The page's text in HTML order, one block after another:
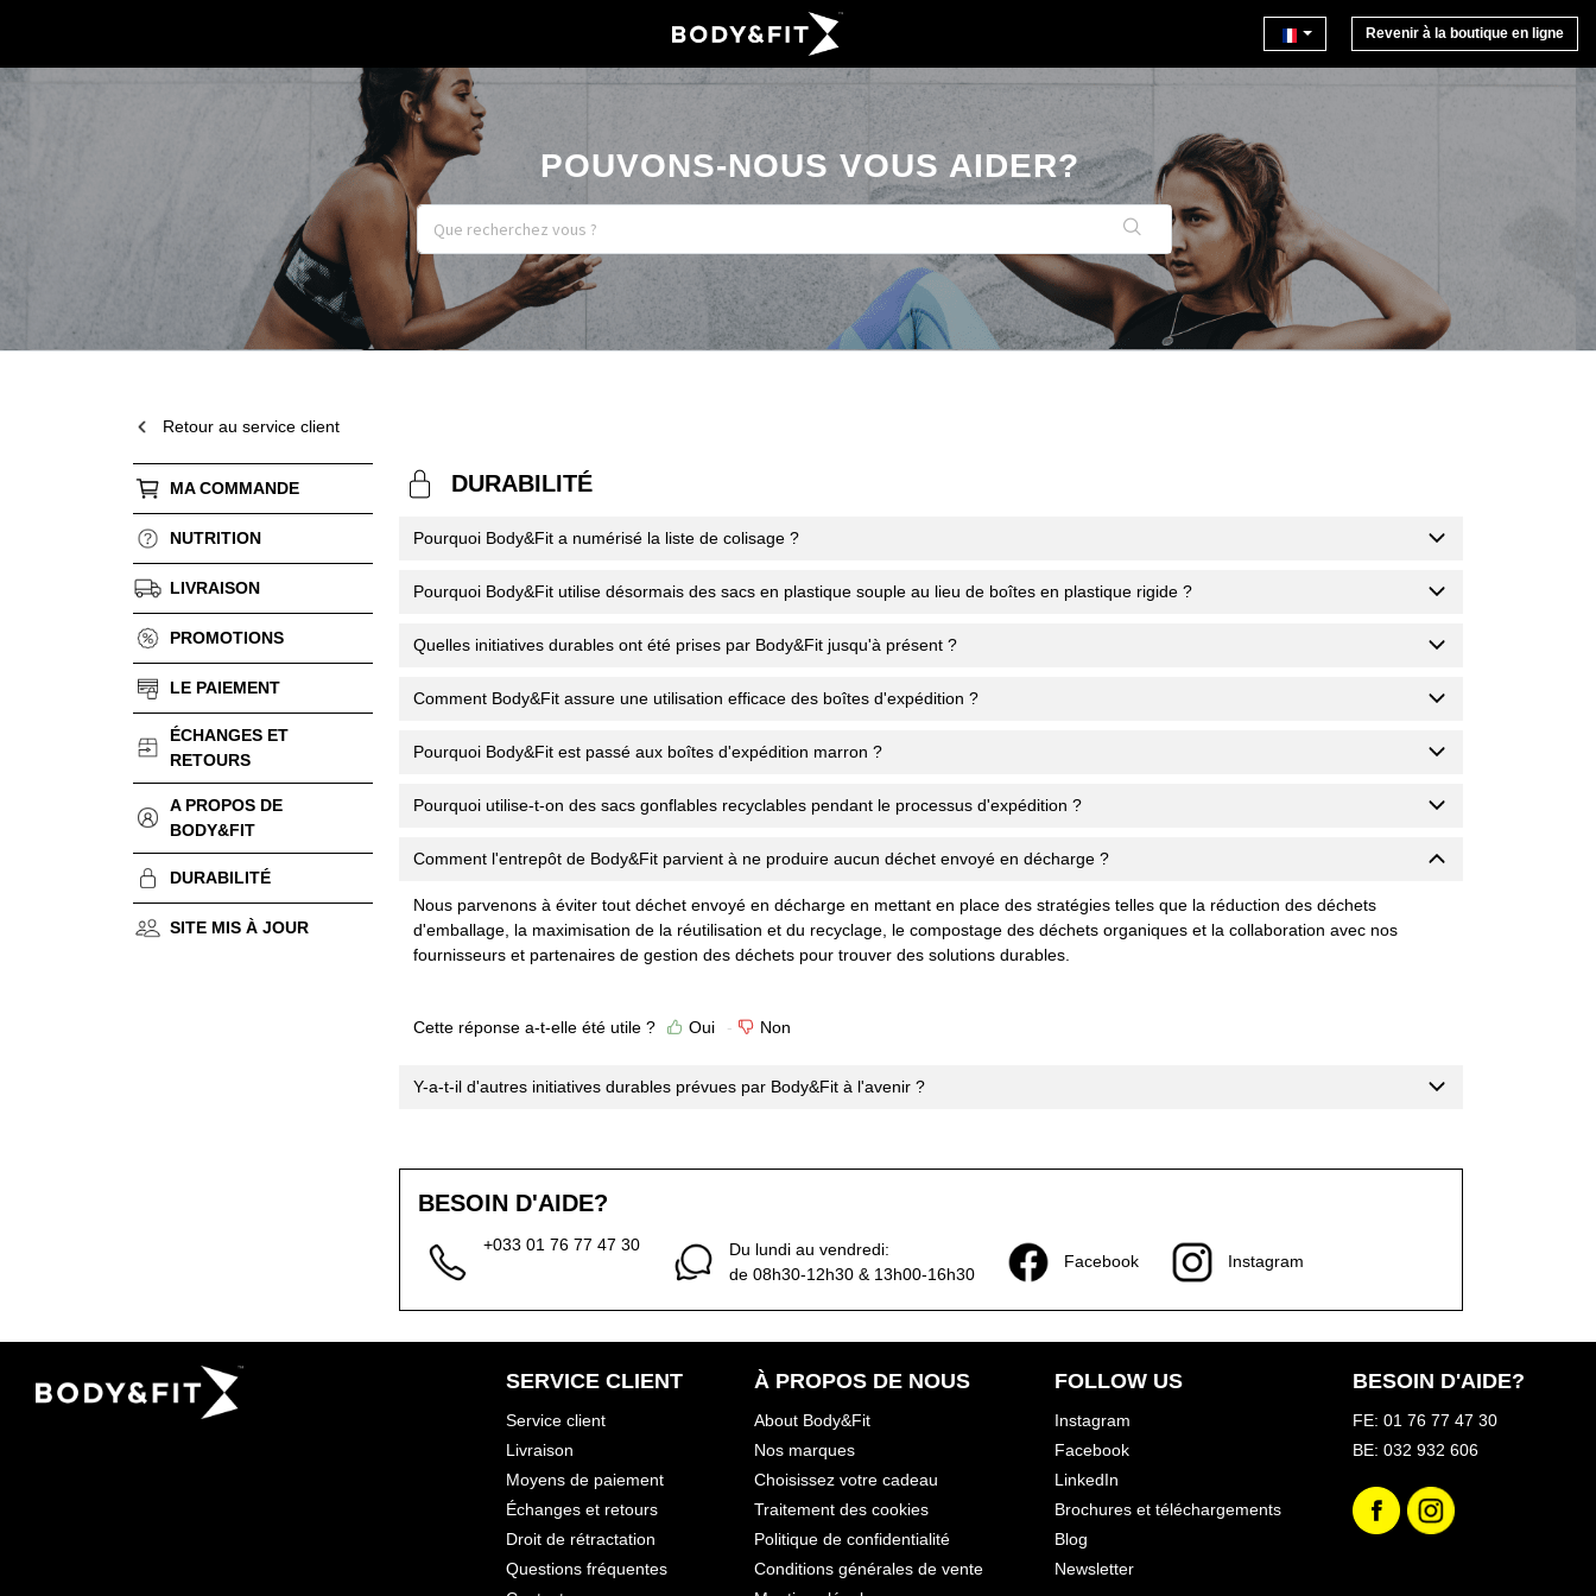
Revenir à la boutique en ligne
POUVONS-NOUS VOUS AIDER?
Retour au service client
MA COMMANDE
NUTRITION
LIVRAISON
PROMOTIONS
LE PAIEMENT
ÉCHANGES ET
RETOURS
A PROPOS DE
BODY&FIT
DURABILITÉ
SITE MIS À JOUR
DURABILITÉ
Pourquoi Body&Fit a numérisé la liste de colisage ?
Pourquoi Body&Fit utilise désormais des sacs en plastique souple au lieu de boîtes en plastique rigide ?
Quelles initiatives durables ont été prises par Body&Fit jusqu'à présent ?
Comment Body&Fit assure une utilisation efficace des boîtes d'expédition ?
Pourquoi Body&Fit est passé aux boîtes d'expédition marron ?
Pourquoi utilise-t-on des sacs gonflables recyclables pendant le processus d'expédition ?
Comment l'entrepôt de Body&Fit parvient à ne produire aucun déchet envoyé en décharge ?
Nous parvenons à éviter tout déchet envoyé en décharge en mettant en place des stratégies telles que la réduction des déchets
d'emballage, la maximisation de la réutilisation et du recyclage, le compostage des déchets organiques et la collaboration avec nos
fournisseurs et partenaires de gestion des déchets pour trouver des solutions durables.
Cette réponse a-t-elle été utile ? Oui Non
Y-a-t-il d'autres initiatives durables prévues par Body&Fit à l'avenir ?
BESOIN D'AIDE?
+033 01 76 77 47 30
Du lundi au vendredi:
de 08h30-12h30 & 13h00-16h30
Facebook Instagram
SERVICE CLIENT
Service client
Livraison
Moyens de paiement
Échanges et retours
Droit de rétractation
Questions fréquentes
À PROPOS DE NOUS
About Body&Fit
Nos marques
Choisissez votre cadeau
Traitement des cookies
Politique de confidentialité
Conditions générales de vente
FOLLOW US
Instagram
Facebook
LinkedIn
Brochures et téléchargements
Blog
Newsletter
BESOIN D'AIDE?
FE: 01 76 77 47 30
BE: 032 932 606